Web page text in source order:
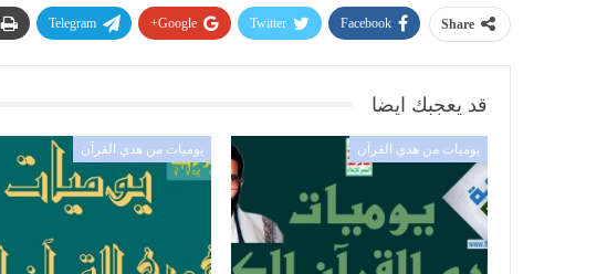
Share
Facebook
Twitter
Google+
Telegram
قد يعجبك ايضا
يوميات من هدي القرآن يوميات من هدي القرآن